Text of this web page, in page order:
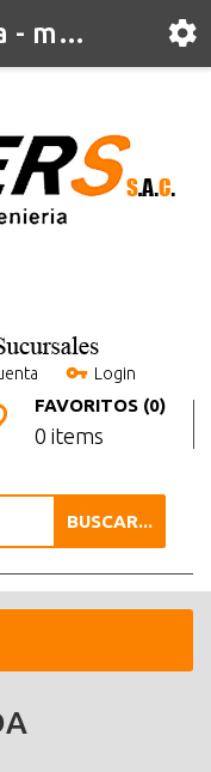
Login
FAVORITOS (0)
0 items
BUSCAR...
Búsqueda - Etiqueta - motor